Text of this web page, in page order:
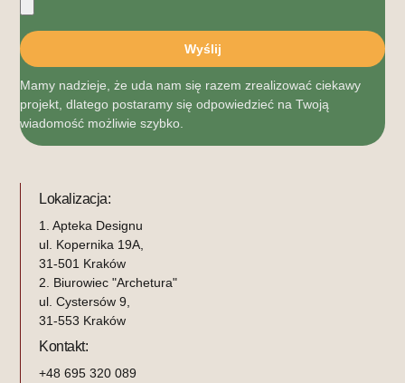
Wyślij
Mamy nadzieje, że uda nam się razem zrealizować ciekawy
projekt, dlatego postaramy się odpowiedzieć na Twoją
wiadomość możliwie szybko.
Lokalizacja:
1. Apteka Designu
ul. Kopernika 19A,
31-501 Kraków
2. Biurowiec "Archetura"
ul. Cystersów 9,
31-553 Kraków
Kontakt:
+48 695 320 089